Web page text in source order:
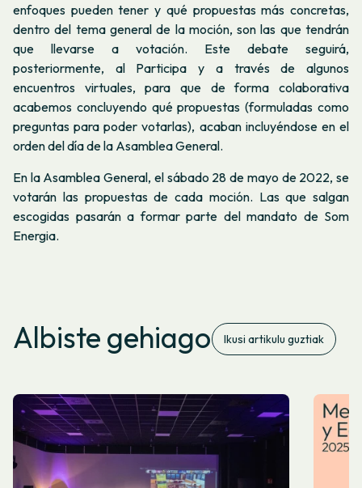
enfoques pueden tener y qué propuestas más concretas,
dentro del tema general de la moción, son las que tendrán
que llevarse a votación. Este debate seguirá,
posteriormente, al Participa y a través de algunos
encuentros virtuales, para que de forma colaborativa
acabemos concluyendo qué propuestas (formuladas como
preguntas para poder votarlas), acaban incluyéndose en el
orden del día de la Asamblea General.
En la Asamblea General, el sábado 28 de mayo de 2022, se
votarán las propuestas de cada moción. Las que salgan
escogidas pasarán a formar parte del mandato de Som
Energia.
Albiste gehiago Ikusi artikulu guztiak